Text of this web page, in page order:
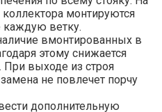
монтируются
ветку.
вмонтированных в
этому снижается
При выходе из строя
не повлечет порчу
дополнительную